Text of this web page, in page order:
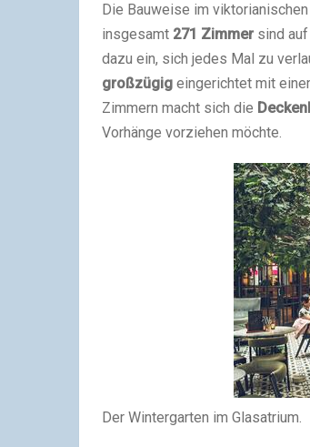
Die Bauweise im
insgesamt 271 Zimmer sind
dazu ein, sich jedes Mal zu
großzügig eingerichtet mit
Zimmern macht sich die
Vorhänge vorziehen möchte.
Der Wintergarten im Glasatrium.